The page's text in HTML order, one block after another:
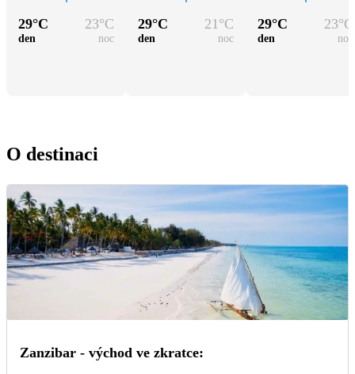
29°C 23°C
den noc
29°C 21 °C
den noc
29°C 23°C
den noc
O destinaci
Zanzibar - východ ve zkratce: